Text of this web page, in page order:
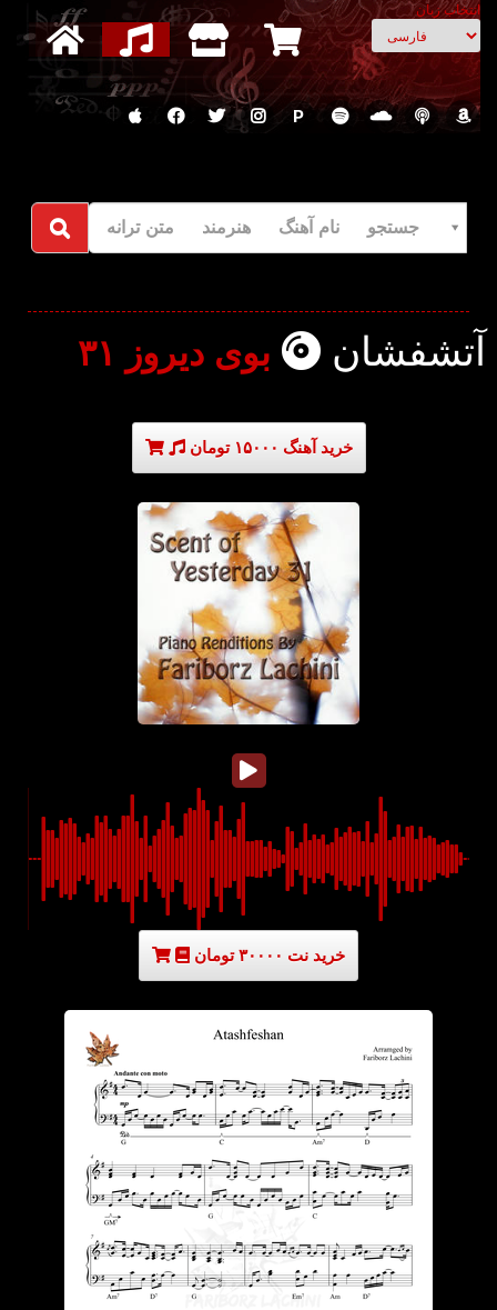
انتخاب زبان
P
جستجو نام آهنگ هنرمند متن ترانه
آتشفشان بوی دیروز ۳۱
خرید آهنگ ۱۵۰۰۰ تومان
خرید نت ۳۰۰۰۰ تومان